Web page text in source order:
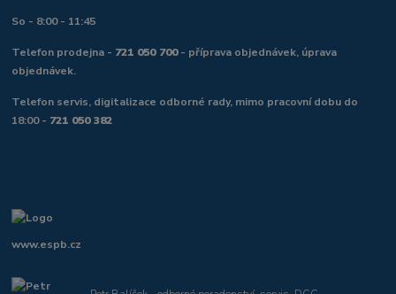
So - 8:00 - 11:45
Telefon prodejna - 721 050 700- příprava objednávek, úprava
objednávek.
Telefon servis, digitalizace odborné rady, mimo pracovní dobu do
18:00 - 721 050 382
www.espb.cz